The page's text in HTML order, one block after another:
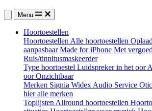
Menu
Hoortoestellen
Hoortoestellen Alle hoortoestellen
aanpasbaarMade for iPhone Met
Ruis/tinnitusmaskeerder
Type hoortoestel Luidspreker in het oor
oorOnzichtbaar
Merken Signia Widex Audio Service
hier alle merken
Toplijsten Allround hoortoestellen